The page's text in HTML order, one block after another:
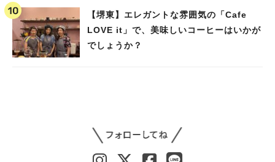
【堺東】エレガントな雰囲気の「Cafe
LOVE it」で、美味しいコーヒーはいかが
でしょうか？